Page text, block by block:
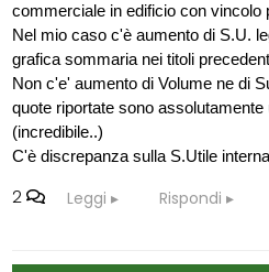
commerciale in edificio con vincolo
Nel mio caso c'è aumento di S.U.
grafica sommaria nei titoli
Non c'e' aumento di Volume ne di
quote riportate sono assolutamente
(incredibile..)
C'è discrepanza sulla S.Utile
2 Leggi Rispondi